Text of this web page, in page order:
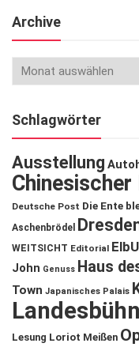
Archive
Schlagwörter
Ausstellung
Deutsche Post Die Ente
Aschenbrödel
WEITSICHT Editorial
John Genuss Haus
Town Japanisches Palais
Lesung Loriot Meißen